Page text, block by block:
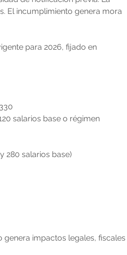
El incumplimiento genera mora
para 2026, fijado en
salarios base o régimen
280 salarios base)
impactos legales, fiscales